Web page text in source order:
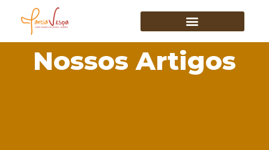
Nossos Artigos